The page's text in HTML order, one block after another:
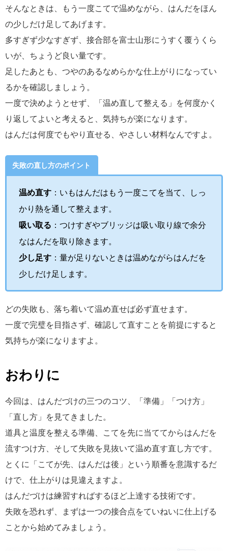
そんなときは、もう一度こてで温めながら、はんだをほん
の少しだけ足してあげます。
多すぎず少なすぎず、接合部を富士山形にうすく覆うくら
いが、ちょうど良い量です。
足したあとも、つやのあるなめらかな仕上がりになってい
るかを確認しましょう。
一度で決めようとせず、「温め直して整える」を何度かく
り返してよいと考えると、気持ちが楽になります。
はんだは何度でもやり直せる、やさしい材料なんですよ。
失敗の直し方のポイント
温め直す ：いもはんだはもう一度こてを当て、しっ
かり熱を通して整えます。
吸い取る ：つけすぎやブリッジは吸い取り線で余分
なはんだを取り除きます。
少し足す ：量が足りないときは温めながらはんだを
少しだけ足します。
どの失敗も、落ち着いて温め直せば必ず直せます。
一度で完璧を目指さず、確認して直すことを前提にすると
気持ちが楽になりますよ。
おわりに
今回は、はんだづけの三つのコツ、「準備」「つけ方」
「直し方」を見てきました。
道具と温度を整える準備、こてを先に当ててからはんだを
流すつけ方、そして失敗を見抜いて温め直す直し方です。
とくに「こてが先、はんだは後」という順番を意識するだ
けで、仕上がりは見違えますよ。
はんだづけは練習すればするほど上達する技術です。
失敗を恐れず、まずは一つの接合点をていねいに仕上げる
ことから始めてみましょう。